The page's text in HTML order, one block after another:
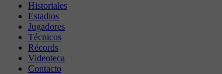
Historiales
Estadios
Jugadores
Técnicos
Récords
Videoteca
Contacto